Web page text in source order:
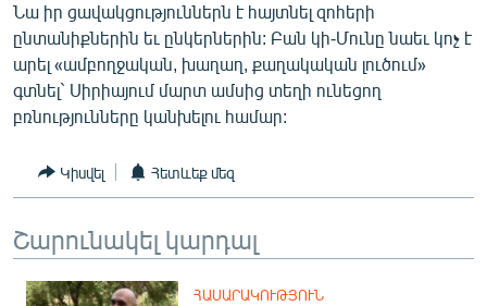
ՄԻՋԱԶԳԱՅԻՆ
ՄՇԱԿՈՒՅԹ
ՍՊՈՐՏ
ՄԵԿՆԱԲԱՆՈՒԹՅՈՒՆ
ՏՏ ԵՒ ԻՆՏԵՐՆԵՏ
ԱՐԽԻՎ
ՏԵՍԱՆՅՈՒԹԵՐ
Նա իր ցավակցություններն է հայտնել զոհերի
ընտանիքներին եւ ընկերներին: Բան կի-Մունը նաեւ կոչ է
արել «ամբողջական, խաղաղ, քաղակական լուծում»
գտնել` Սիրիայում մարտ ամսից տեղի ունեցող
բռնությունները կանխելու համար:
Կիսվել Հետևեք մեզ
Շարունակել կարդալ
ՀԱՍԱՐԱԿՈՒԹՅՈՒՆ